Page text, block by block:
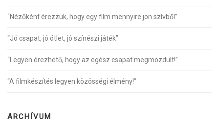
“Nézőként érezzük, hogy egy film mennyire jön szívből”
“Jó csapat, jó ötlet, jó színészi játék”
“Legyen érezhető, hogy az egész csapat megmozdult!”
“A filmkészítés legyen közösségi élmény!”
ARCHÍVUM